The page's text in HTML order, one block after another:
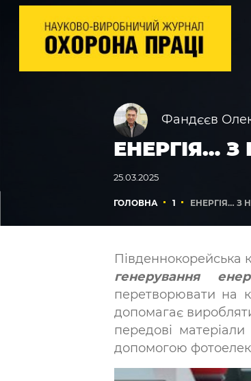
Фандєєв
ЕНЕРГІЯ…
25.03.2025
ГОЛОВНА 1 ЕНЕРГІЯ…
Південнокорейська
генерування
перетворювати на
допомагає
передові
допомогою